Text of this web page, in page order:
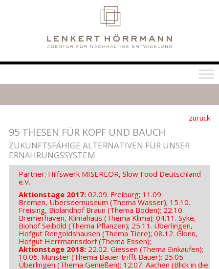
zurück
95 THESEN FÜR KOPF UND BAUCH
ZUKUNFTSFÄHIGE ALTERNATIVEN FÜR UNSER
ERNÄHRUNGSSYSTEM
Partner: Hilfswerk MISEREOR, Slow Food Deutschland
e.V.
Aktionstage 2017: 02.09. Freiburg; 11.09.
Bremen, Überseemuseum (Thema Wasser); 15.10.
Freising, Biolandhof Braun (Thema Boden); 22.10.
Bremerhaven, Klimahaus (Thema Klima); 04.11. Syke,
Biohof Seibold (Thema Pflanzen); 25.11. Überlingen,
Hofgut Rengoldshausen (Thema Tiere); 08.12. Glonn,
Hofgut Herrmannsdorf (Thema Essen);
Aktionstage 2018: 22.02. Giessen (Thema Einkaufen);
10.05. Münster (Thema Bauer trifft Bauer); 25.05.
Überlingen (Thema Genießen); 12.07. Aachen (Blick in die